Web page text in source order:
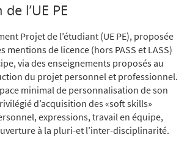
l’UE PE
Projet de l’étudiant (UE PE), proposée
mentions de licence (hors PASS et LASS)
via des enseignements proposés au
du projet personnel et professionnel.
minimal de personnalisation de son
d’acquisition des «soft skills»
expressions, travail en équipe,
à la pluri-et l’inter-disciplinarité.